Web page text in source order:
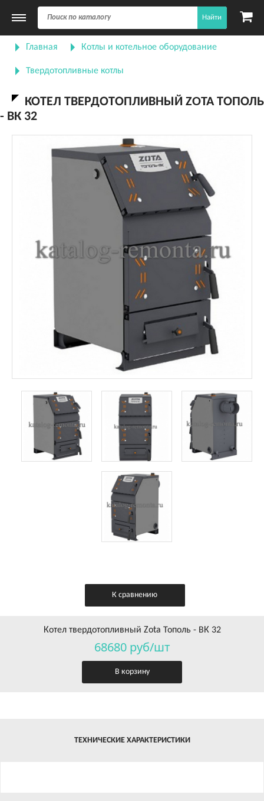
Найти
Главная Котлы и котельное оборудование
Твердотопливные котлы
КОТЕЛ ТВЕРДОТОПЛИВНЫЙ ZOTA ТОПОЛЬ
- ВК 32
К сравнению
Котел твердотопливный Zota Тополь - ВК 32
68680 руб/шт
В корзину
ТЕХНИЧЕСКИЕ ХАРАКТЕРИСТИКИ